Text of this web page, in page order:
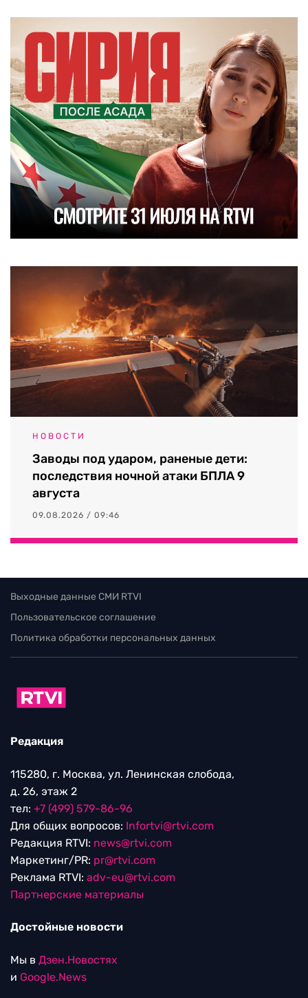
НОВОСТИ
Заводы под ударом, раненые дети:
последствия ночной атаки БПЛА 9
августа
09.08.2026 / 09:46
Выходные данные СМИ RTVI
Пользовательское соглашение
Политика обработки персональных данных
Редакция
115280, г. Москва, ул. Ленинская слобода,
д. 26, этаж 2
тел: +7 (499) 579-86-96
Для общих вопросов: Infortvi@rtvi.com
Редакция RTVI: news@rtvi.com
Маркетинг/PR: pr@rtvi.com
Реклама RTVI: adv-eu@rtvi.com
Партнерские материалы
Достойные новости
Мы в Дзен.Новостях
и Google.News